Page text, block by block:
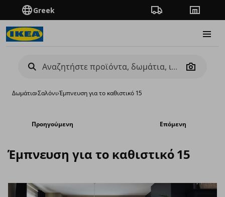
Greek Πορεία παραγγελίας
Camera
Δωμάτια›Σαλόνι›Έμπνευση για το καθιστικό 15
Προηγούμενη Επόμενη
Έμπνευση για το καθιστικό 15